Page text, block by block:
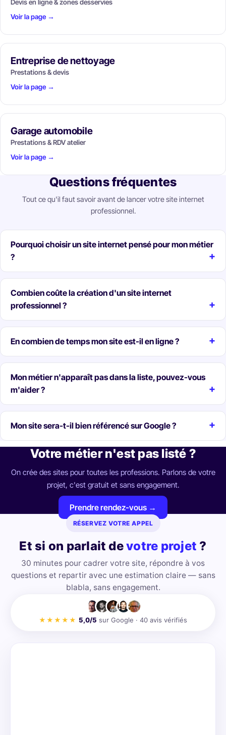
Devis en ligne & zones desservies
Voir la page →
Entreprise de nettoyage
Prestations & devis
Voir la page →
Garage automobile
Prestations & RDV atelier
Voir la page →
Questions fréquentes
Tout ce qu'il faut savoir avant de lancer votre site internet
professionnel.
Pourquoi choisir un site internet pensé pour mon métier
?
Combien coûte la création d'un site internet
professionnel ?
En combien de temps mon site est-il en ligne ?
Mon métier n'apparaît pas dans la liste, pouvez-vous
m'aider ?
Mon site sera-t-il bien référencé sur Google ?
Votre métier n'est pas listé ?
On crée des sites pour toutes les professions. Parlons de votre
projet, c'est gratuit et sans engagement.
Prendre rendez-vous →
RÉSERVEZ VOTRE APPEL
Et si on parlait devotre projet ?
30 minutes pour cadrer votre site, répondre à vos
questions et repartir avec une estimation claire — sans
blabla, sans engagement.
★★★★★ 5,0/5 sur Google · 40 avis vérifiés